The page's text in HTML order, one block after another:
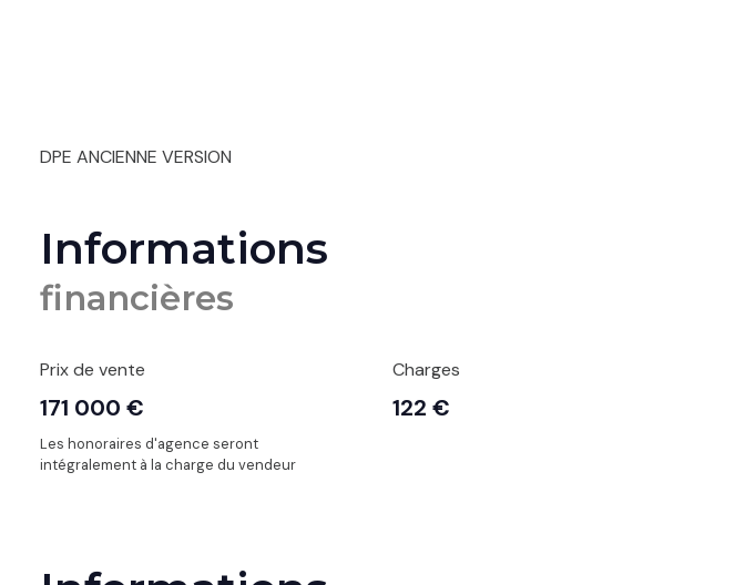
DPE ANCIENNE VERSION
Informations
financières
Prix de vente
171 000 €
Les honoraires d'agence seront
intégralement à la charge du vendeur
Charges
122 €